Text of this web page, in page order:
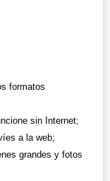
formatos
sin Internet;
a la web;
grandes y fotos